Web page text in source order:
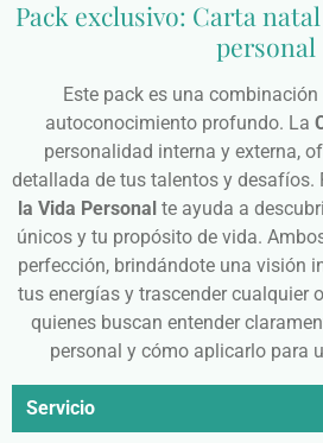
Pack exclusivo: Carta
personal
Este pack es una
autoconocimiento profundo. La
personalidad interna y externa,
detallada de tus talentos y desafíos.
la Vida Personal te ayuda a
únicos y tu propósito de vida.
perfección, brindándote una visión
tus energías y trascender cualquier
quienes buscan entender
personal y cómo aplicarlo para
Servicio